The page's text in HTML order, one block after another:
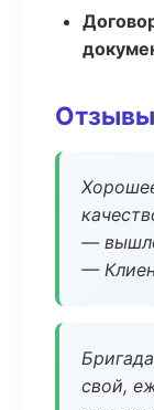
Отзывы
—
—
свой,